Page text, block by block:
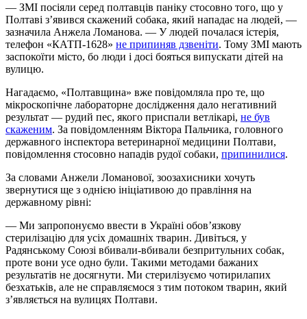
— ЗМІ посіяли серед полтавців паніку стосовно того, що у
Полтаві з’явився скажений собака, який нападає на людей, —
зазначила Анжела Ломанова. — У людей почалася істерія,
телефон «КАТП-1628» не припиняв дзвеніти. Тому ЗМІ мають
заспокоїти місто, бо люди і досі бояться випускати дітей на
вулицю.
Нагадаємо, «Полтавщина» вже повідомляла про те, що
мікроскопічне лабораторне дослідження дало негативний
результат — рудий пес, якого приспали ветлікарі, не був
скаженим. За повідомленням Віктора Пальчика, головного
державного інспектора ветеринарної медицини Полтави,
повідомлення стосовно нападів рудої собаки, припинилися.
За словами Анжели Ломанової, зоозахисники хочуть
звернутися ще з однією ініціативою до правління на
державному рівні:
— Ми запропонуємо ввести в Україні обов’язкову
стерилізацію для усіх домашніх тварин. Дивіться, у
Радянському Союзі вбивали-вбивали безпритульних собак,
проте вони усе одно були. Такими методами бажаних
результатів не досягнути. Ми стерилізуємо чотирилапих
безхатьків, але не справляємося з тим потоком тварин, який
з’являється на вулицях Полтави.